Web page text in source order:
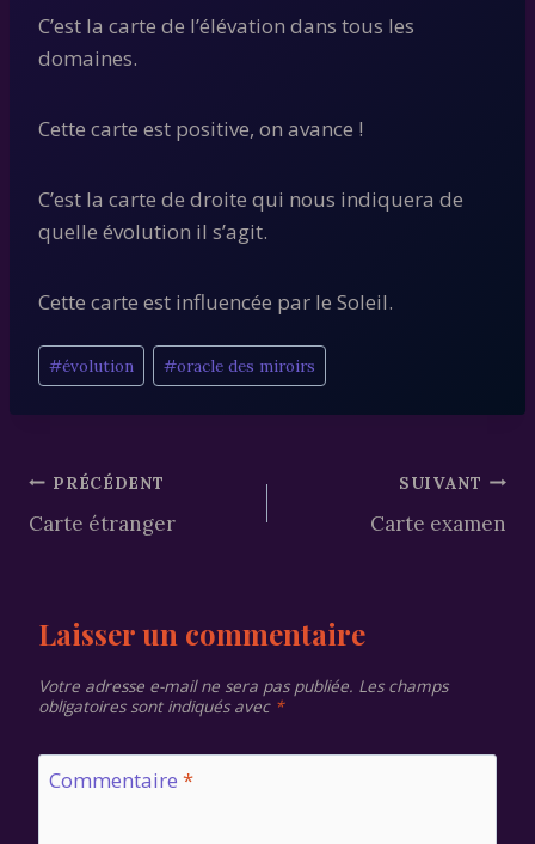
C’est la carte de l’élévation dans tous les
domaines.
Cette carte est positive, on avance !
C’est la carte de droite qui nous indiquera de
quelle évolution il s’agit.
Cette carte est influencée par le Soleil.
Étiquettes
de
#évolution #oracle des miroirs
Navigation
de
PRÉCÉDENT
Carte étranger
SUIVANT
Carte examen
Laisser un commentaire
Votre adresse e-mail ne sera pas publiée. Les champs
obligatoires sont indiqués avec *
Commentaire *